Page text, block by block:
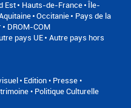
Est Hauts-de-France Île-
Occitanie
Pays de la
DROM-COM
pays UE Autre pays hors
Edition • Presse •
• Politique Culturelle